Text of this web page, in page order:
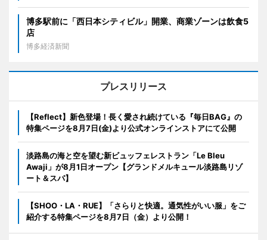
博多駅前に「西日本シティビル」開業、商業ゾーンは飲食5
店
博多経済新聞
プレスリリース
【Reflect】新色登場！長く愛され続けている『毎日BAG』の
特集ページを8月7日(金)より公式オンラインストアにて公開
淡路島の海と空を望む新ビュッフェレストラン「Le Bleu
Awaji」が8月1日オープン【グランドメルキュール淡路島リゾ
ート＆スパ】
【SHOO・LA・RUE】「さらりと快適。通気性がいい服」をご
紹介する特集ページを8月7日（金）より公開！